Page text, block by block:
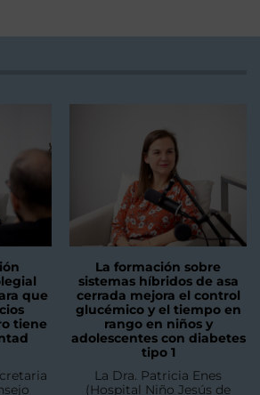
que
tiene
La formación sobre
sistemas híbridos de asa
cerrada mejora el control
glucémico y el tiempo en
rango en niños y
adolescentes con diabetes
tipo 1
La Dra. Patricia Enes
(Hospital Niño Jesús de